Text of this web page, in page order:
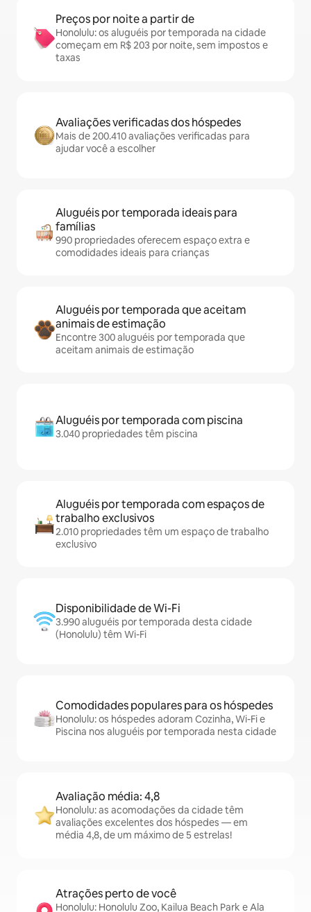
Preços por noite a partir de
Honolulu: os aluguéis por temporada na cidade
começam em R$ 203 por noite, sem impostos e
taxas
Avaliações verificadas dos hóspedes
Mais de 200.410 avaliações verificadas para
ajudar você a escolher
Aluguéis por temporada ideais para
famílias
990 propriedades oferecem espaço extra e
comodidades ideais para crianças
Aluguéis por temporada que aceitam
animais de estimação
Encontre 300 aluguéis por temporada que
aceitam animais de estimação
Aluguéis por temporada com piscina
3.040 propriedades têm piscina
Aluguéis por temporada com espaços de
trabalho exclusivos
2.010 propriedades têm um espaço de trabalho
exclusivo
Disponibilidade de Wi-Fi
3.990 aluguéis por temporada desta cidade
(Honolulu) têm Wi-Fi
Comodidades populares para os hóspedes
Honolulu: os hóspedes adoram Cozinha, Wi-Fi e
Piscina nos aluguéis por temporada nesta cidade
Avaliação média: 4,8
Honolulu: as acomodações da cidade têm
avaliações excelentes dos hóspedes — em
média 4,8, de um máximo de 5 estrelas!
Atrações perto de você
Honolulu: Honolulu Zoo, Kailua Beach Park e Ala